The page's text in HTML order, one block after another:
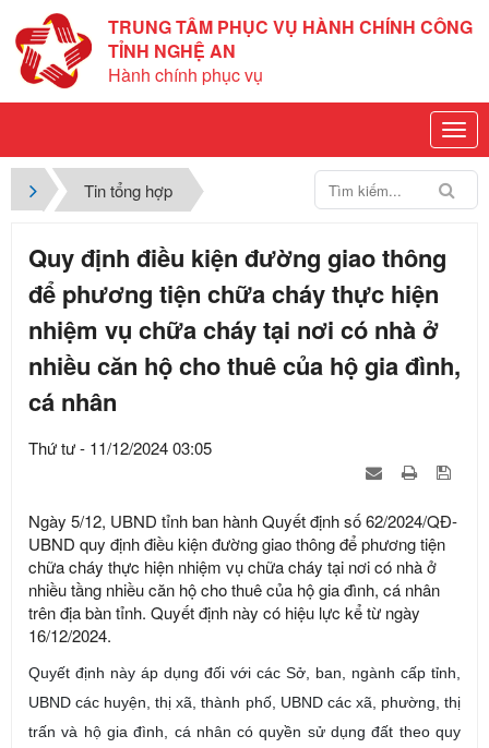
TRUNG TÂM PHỤC VỤ HÀNH CHÍNH CÔNG
TỈNH NGHỆ AN
Hành chính phục vụ
Tin tổng hợp
Quy định điều kiện đường giao thông
để phương tiện chữa cháy thực hiện
nhiệm vụ chữa cháy tại nơi có nhà ở
nhiều căn hộ cho thuê của hộ gia đình,
cá nhân
Thứ tư - 11/12/2024 03:05
Ngày 5/12, UBND tỉnh ban hành Quyết định số 62/2024/QĐ-
UBND quy định điều kiện đường giao thông để phương tiện
chữa cháy thực hiện nhiệm vụ chữa cháy tại nơi có nhà ở
nhiều tầng nhiều căn hộ cho thuê của hộ gia đình, cá nhân
trên địa bàn tỉnh. Quyết định này có hiệu lực kể từ ngày
16/12/2024.
Quyết định này áp dụng đối với các Sở, ban, ngành cấp tỉnh,
UBND các huyện, thị xã, thành phố, UBND các xã, phường, thị
trấn và hộ gia đình, cá nhân có quyền sử dụng đất theo quy